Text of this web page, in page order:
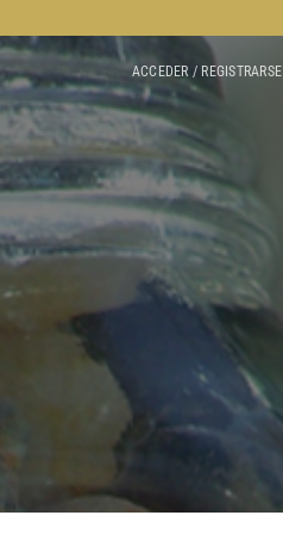
ACCEDER / REGISTRARSE